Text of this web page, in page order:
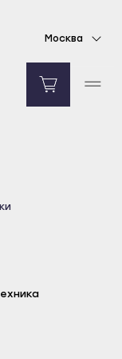
Москва